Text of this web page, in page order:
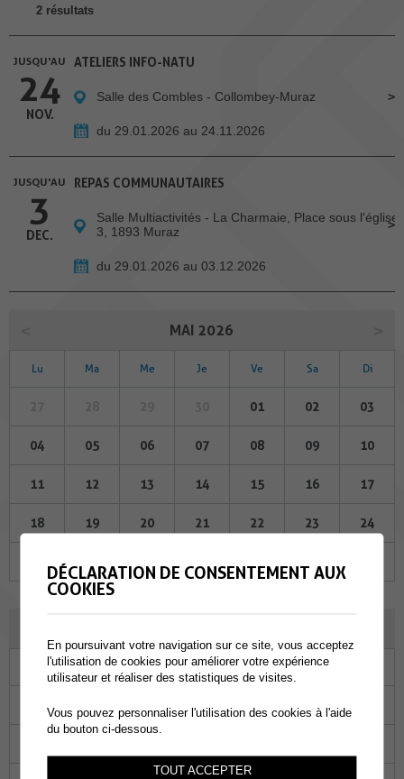
2 résultats
JUSQU'AU
24
NOV.
ATELIERS INFO-NATU
Salle des Combles - Collombey-Muraz
du 29.01.2026 au 24.11.2026
JUSQU'AU
3
DEC.
REPAS COMMUNAUTAIRES
Salle Multiactivités - La Charmaie, Place sous l'église
3, 1893 Muraz
du 29.01.2026 au 03.12.2026
MAI 2026
Lu Ma Me Je Ve Sa Di
01 02 03
04 05 06 07 08 09 10
11 12 13 14 15 16 17
18 19 20 21 22 23 24
Ma Me Je Ve Sa
04 05 06
DÉCLARATION DE CONSENTEMENT AUX
COOKIES
En poursuivant votre navigation sur ce site, vous acceptez
l'utilisation de cookies pour améliorer votre expérience
utilisateur et réaliser des statistiques de visites.
Vous pouvez personnaliser l'utilisation des cookies à l'aide
du bouton ci-dessous.
TOUT ACCEPTER